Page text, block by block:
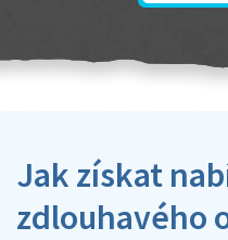
Jak získat
zdlouhavého